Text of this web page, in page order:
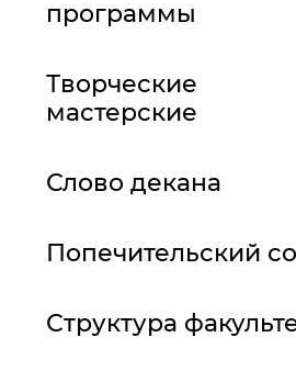
программы
Творческие
мастерские
Слово декана
Попечительский
Структура